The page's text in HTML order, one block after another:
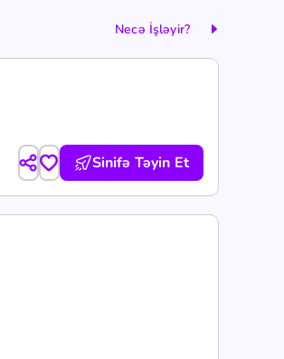
Necə İşləyir?
Sinifə Təyin Et